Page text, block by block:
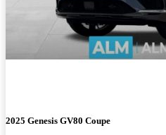
2025 Genesis GV80 Coupe